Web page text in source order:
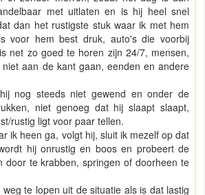
met uitlaten en is hij heel snel
dan het rustigste stuk waar ik met hem
voor hem best druk, auto's die voorbij
net zo goed te horen zijn 24/7, mensen,
aan de kant gaan, eenden en andere
nog steeds niet gewend en onder de
niet genoeg dat hij slaapt slaapt,
rustig ligt voor paar tellen.
ik heen ga, volgt hij, sluit ik mezelf op dat
hij onrustig en boos en probeert de
door te krabben, springen of doorheen te
te lopen uit de situatie als is dat lastig